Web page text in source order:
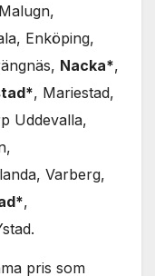
Enköping,
Nacka*,
, Mariestad,
Uddevalla,
Varberg,
,
pris som
för
ska
att vi ska